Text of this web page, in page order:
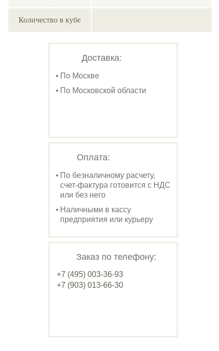
Количество в кубе
Доставка:
По Москве
По Московской области
Оплата:
По безналичному расчету,
счет-фактура готовится с НДС
или без него
Наличными в кассу
предприятия или курьеру
Заказ по телефону:
+7 (495) 003-36-93
+7 (903) 013-66-30